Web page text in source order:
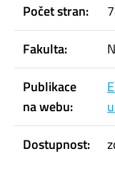
Počet stran:
Fakulta:
Publikace
na webu:
Dostupnost: